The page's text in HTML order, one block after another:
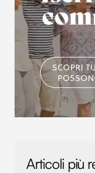
Articoli più